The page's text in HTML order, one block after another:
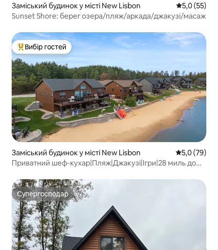
Заміський будинок у місті New Lisbon Середня
5,0 (55)
Sunset Shore: берег озера/пляж/аркада/джакузі/масаж
Топ вибір гостей
Вибір гостей
Заміський будинок у місті New Lisbon Середня
5,0 (79)
Приватний шеф-кухар|Пляж|Джакузі|Ігри|28 миль до
Супергосподар
Супергосподар